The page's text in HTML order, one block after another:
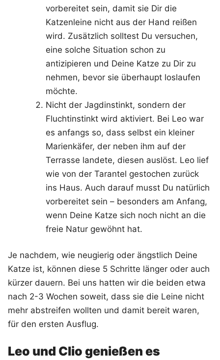
vorbereitet sein, damit sie Dir die
Katzenleine nicht aus der Hand reißen
wird. Zusätzlich solltest Du versuchen,
eine solche Situation schon zu
antizipieren und Deine Katze zu Dir zu
nehmen, bevor sie überhaupt loslaufen
möchte.
Nicht der Jagdinstinkt, sondern der
Fluchtinstinkt wird aktiviert. Bei Leo war
es anfangs so, dass selbst ein kleiner
Marienkäfer, der neben ihm auf der
Terrasse landete, diesen auslöst. Leo lief
wie von der Tarantel gestochen zurück
ins Haus. Auch darauf musst Du natürlich
vorbereitet sein – besonders am Anfang,
wenn Deine Katze sich noch nicht an die
freie Natur gewöhnt hat.
Je nachdem, wie neugierig oder ängstlich Deine
Katze ist, können diese 5 Schritte länger oder auch
kürzer dauern. Bei uns hatten wir die beiden etwa
nach 2-3 Wochen soweit, dass sie die Leine nicht
mehr abstreifen wollten und damit bereit waren,
für den ersten Ausflug.
Leo und Clio genießen es